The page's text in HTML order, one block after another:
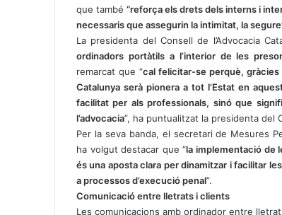
que també “reforça els drets dels interns i
necessaris que assegurin la intimitat, la
La presidenta del Consell de l’Advocacia
ordinadors portàtils a l’interior de les
remarcat que “cal felicitar-se perquè, gràcies
Catalunya serà pionera a tot l’Estat en
facilitat per als professionals, sinó que
l’advocacia”, ha puntualitzat la presidenta del
Per la seva banda, el secretari de Mesures
ha volgut destacar que “la implementació de
és una aposta clara per dinamitzar i facilitar
a processos d’execució penal”.
Comunicació entre lletrats i clients
Les comunicacions amb ordinador entre